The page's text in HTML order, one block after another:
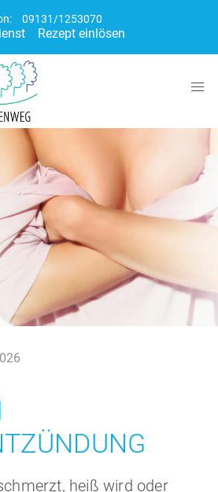
09131/1253070
Rezept einlösen
heiß wird oder